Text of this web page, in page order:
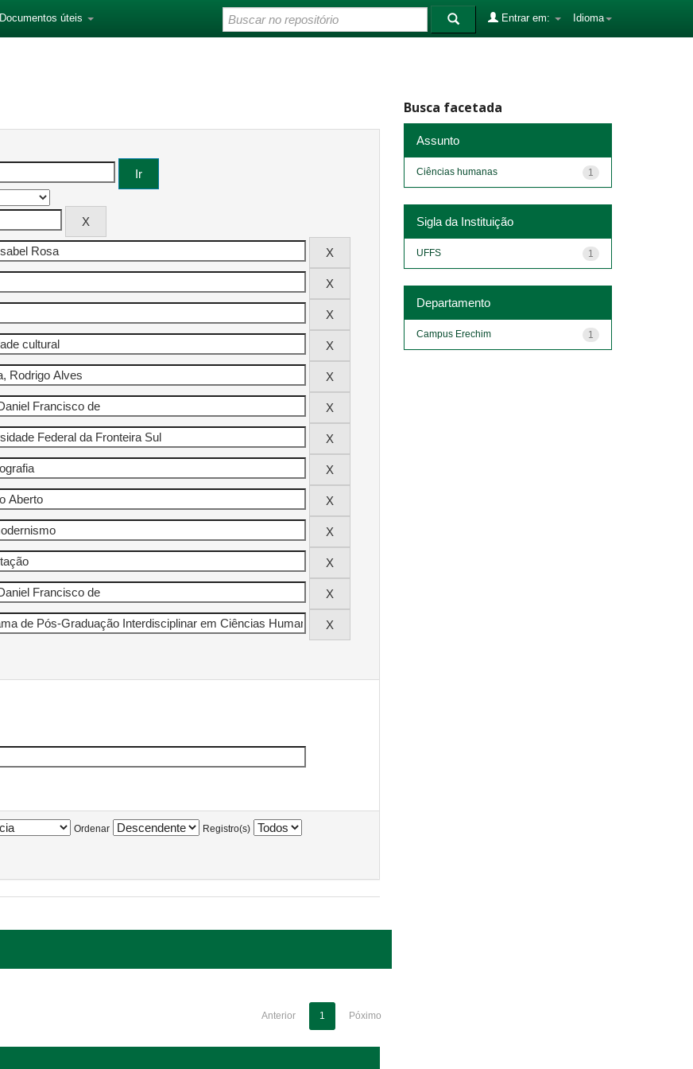
Documentos úteis Idioma
Entrar em:
Ordenar Registro(s)
Anterior 1 Póximo
Busca facetada
Assunto
1
Ciências humanas
Sigla da Instituição
1
UFFS
Departamento
1
Campus Erechim